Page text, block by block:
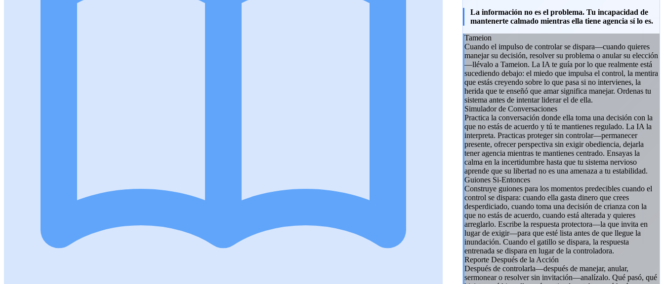
La información no es el problema. Tu incapacidad de
mantenerte calmado mientras ella tiene agencia sí lo es.
Tameion
Cuando el impulso de controlar se dispara—cuando quieres
manejar su decisión, resolver su problema o anular su elección
—llévalo a Tameion. La IA te guía por lo que realmente está
sucediendo debajo: el miedo que impulsa el control, la mentira
que estás creyendo sobre lo que pasa si no intervienes, la
herida que te enseñó que amar significa manejar. Ordenas tu
sistema antes de intentar liderar el de ella.
Simulador de Conversaciones
Practica la conversación donde ella toma una decisión con la
que no estás de acuerdo y tú te mantienes regulado. La IA la
interpreta. Practicas proteger sin controlar—permanecer
presente, ofrecer perspectiva sin exigir obediencia, dejarla
tener agencia mientras te mantienes centrado. Ensayas la
calma en la incertidumbre hasta que tu sistema nervioso
aprende que su libertad no es una amenaza a tu estabilidad.
Guiones Si-Entonces
Construye guiones para los momentos predecibles cuando el
control se dispara: cuando ella gasta dinero que crees
desperdiciado, cuando toma una decisión de crianza con la
que no estás de acuerdo, cuando está alterada y quieres
arreglarlo. Escribe la respuesta protectora—la que invita en
lugar de exigir—para que esté lista antes de que llegue la
inundación. Cuando el gatillo se dispara, la respuesta
entrenada se dispara en lugar de la controladora.
Reporte Después de la Acción
Después de controlarla—después de manejar, anular,
sermonear o resolver sin invitación—analízalo. Qué pasó, qué